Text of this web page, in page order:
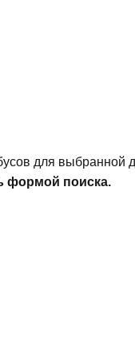
для выбранной
формой поиска.